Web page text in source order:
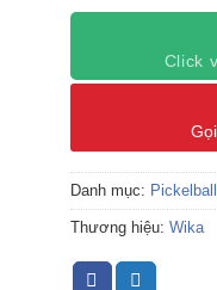
– Chiều dài cán vợt:
– Chu vi cán vợt:
– Cán vợt: Bề mặt
Click
Danh mục:
Thương hiệu: Wika